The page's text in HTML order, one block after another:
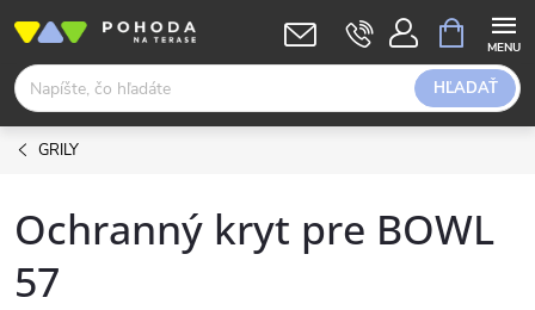
obsah
HĽADAŤ
KOŠÍK
GRILY
Ochranný kryt pre BOWL
57